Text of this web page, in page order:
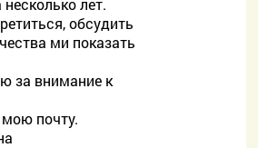
лет.
обсудить
ми показать
за внимание к
почту.